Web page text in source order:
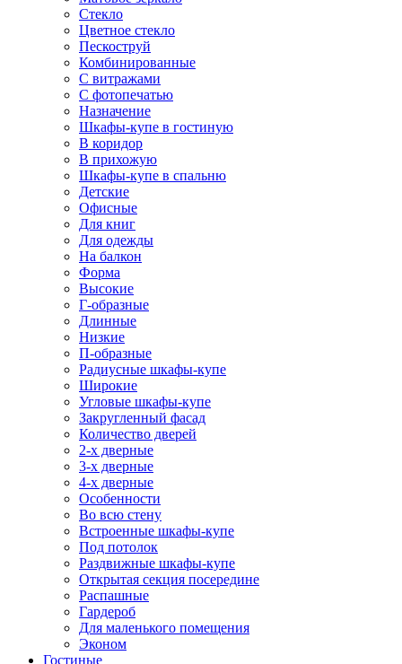
Стекло
Цветное стекло
Пескоструй
Комбинированные
С витражами
С фотопечатью
Назначение
Шкафы-купе в гостиную
В коридор
В прихожую
Шкафы-купе в спальню
Детские
Офисные
Для книг
Для одежды
На балкон
Форма
Высокие
Г-образные
Длинные
Низкие
П-образные
Радиусные шкафы-купе
Широкие
Угловые шкафы-купе
Закругленный фасад
Количество дверей
2-х дверные
3-х дверные
4-х дверные
Особенности
Во всю стену
Встроенные шкафы-купе
Под потолок
Раздвижные шкафы-купе
Открытая секция посередине
Распашные
Гардероб
Для маленького помещения
Эконом
Гостиные